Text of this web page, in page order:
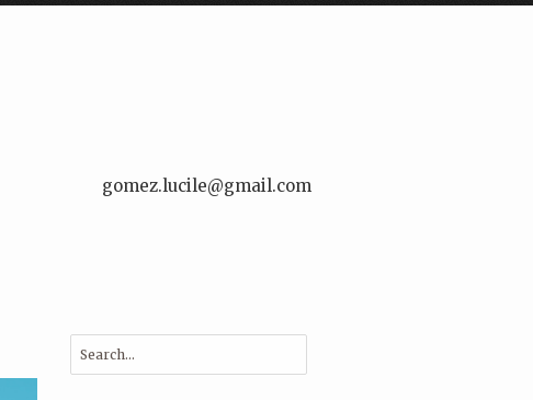
gomez.lucile@gmail.com